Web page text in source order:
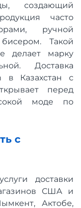
создающий
часто
ручной
Такой
делает марку
Доставка
в Казахстан с
перед
моде по
с
доставки
США и
Актобе,